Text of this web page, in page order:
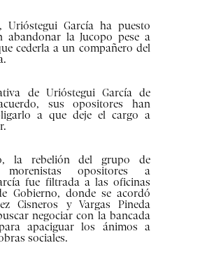
Urióstegui García ha puesto
abandonar la Jucopo pese a
cederla a un compañero del
de Urióstegui García de
sus opositores han
a que deje el cargo a
la rebelión del grupo de
morenistas opositores a
fue filtrada a las oficinas
Gobierno, donde se acordó
Cisneros y Vargas Pineda
negociar con la bancada
apaciguar los ánimos a
sociales.